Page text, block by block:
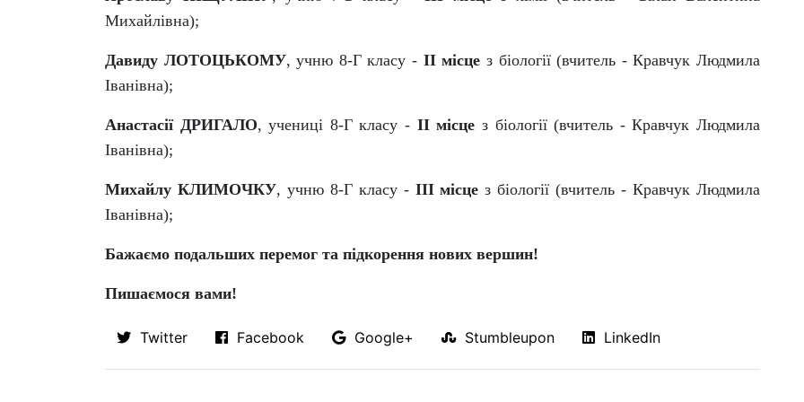
Михайлівна);
Давиду ЛОТОЦЬКОМУ, учню 8-Г класу - ІI місце з біології (вчитель - Кравчук Людмила
Іванівна);
Анастасії ДРИГАЛО, учениці 8-Г класу - ІI місце з біології (вчитель - Кравчук Людмила
Іванівна);
Михайлу КЛИМОЧКУ, учню 8-Г класу - ІII місце з біології (вчитель - Кравчук Людмила
Іванівна);
Бажаємо подальших перемог та підкорення нових вершин!
Пишаємося вами!
Twitter Facebook Google+ Stumbleupon LinkedIn